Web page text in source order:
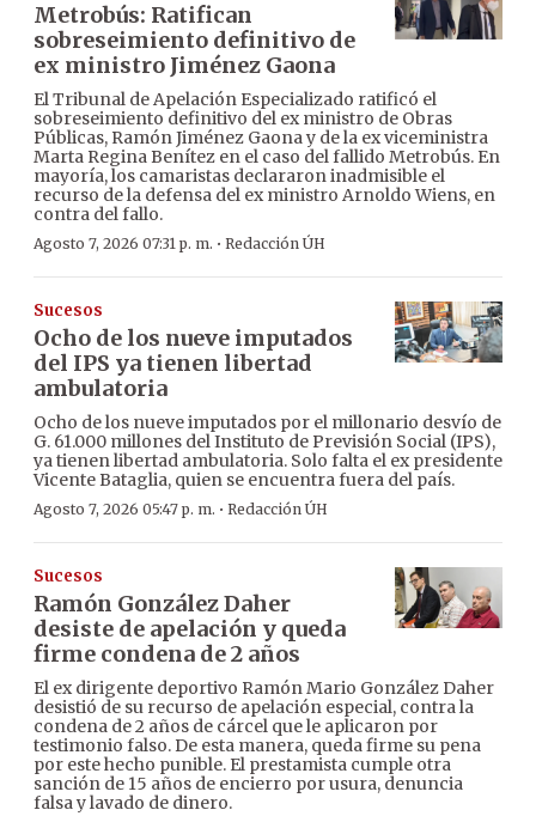
Metrobús: Ratifican
sobreseimiento definitivo de
ex ministro Jiménez Gaona
El Tribunal de Apelación Especializado ratificó el
sobreseimiento definitivo del ex ministro de Obras
Públicas, Ramón Jiménez Gaona y de la ex viceministra
Marta Regina Benítez en el caso del fallido Metrobús. En
mayoría, los camaristas declararon inadmisible el
recurso de la defensa del ex ministro Arnoldo Wiens, en
contra del fallo.
Agosto 7, 2026 07:31 p. m. · Redacción ÚH
Sucesos
Ocho de los nueve imputados
del IPS ya tienen libertad
ambulatoria
Ocho de los nueve imputados por el millonario desvío de
G. 61.000 millones del Instituto de Previsión Social (IPS),
ya tienen libertad ambulatoria. Solo falta el ex presidente
Vicente Bataglia, quien se encuentra fuera del país.
Agosto 7, 2026 05:47 p. m. · Redacción ÚH
Sucesos
Ramón González Daher
desiste de apelación y queda
firme condena de 2 años
El ex dirigente deportivo Ramón Mario González Daher
desistió de su recurso de apelación especial, contra la
condena de 2 años de cárcel que le aplicaron por
testimonio falso. De esta manera, queda firme su pena
por este hecho punible. El prestamista cumple otra
sanción de 15 años de encierro por usura, denuncia
falsa y lavado de dinero.